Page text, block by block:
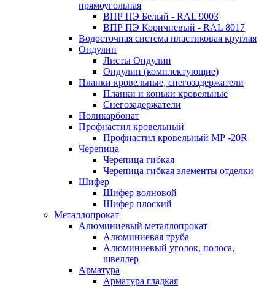
прямоугольная
ВПР ПЭ Белый - RAL 9003
ВПР ПЭ Коричневый - RAL 8017
Водосточная система пластиковая круглая
Ондулин
Листы Ондулин
Ондулин (комплектующие)
Планки кровельные, снегозадержатели
Планки и коньки кровельные
Снегозадержатели
Поликарбонат
Профнастил кровельный
Профнастил кровельный МР -20R
Черепица
Черепица гибкая
Черепица гибкая элементы отделки
Шифер
Шифер волновой
Шифер плоский
Металлопрокат
Алюминиевый металлопрокат
Алюминиевая труба
Алюминиевый уголок, полоса,
швеллер
Арматура
Арматура гладкая